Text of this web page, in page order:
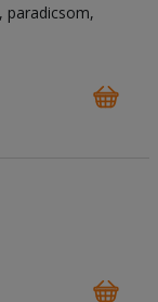
paradicsom